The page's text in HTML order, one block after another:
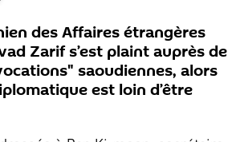
des Affaires étrangères
Zarif s’est plaint auprès de
saoudiennes, alors
est loin d’être